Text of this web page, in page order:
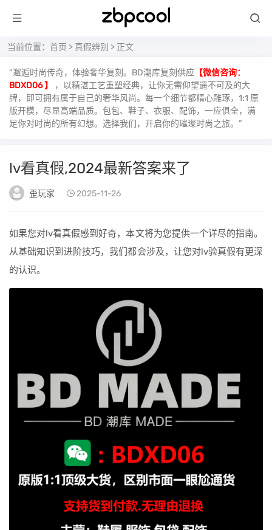
当前位置： 首页 > 真假辨别 > 正文
“邂逅时尚传奇，体验奢华复刻。BD潮库复刻供应 【微信咨询：
BDXD06 】
，以精湛工艺重塑经典，让你无需仰望遥不可及的大
牌，即可拥有属于自己的奢华风尚。每一个细节都精心雕琢，1:1 原
版开模，尽显高端品质。包包、鞋子、衣服、配饰，一应俱全，满
足你对时尚的所有幻想。选择我们，开启你的璀璨时尚之旅。”
lv看真假,2024最新答案来了
歪玩家 2025-11-26
如果您对lv看真假感到好奇，本文将为您提供一个详尽的指南。
从基础知识到进阶技巧，我们都会涉及，让您对lv验真假有更深
的认识。